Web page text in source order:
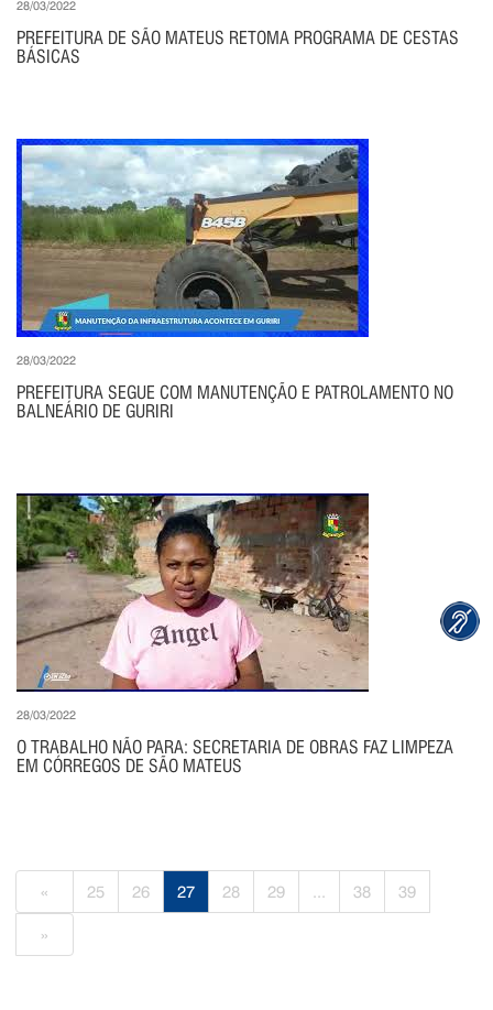
28/03/2022
PREFEITURA DE SÃO MATEUS RETOMA PROGRAMA DE CESTAS
BÁSICAS
28/03/2022
PREFEITURA SEGUE COM MANUTENÇÃO E PATROLAMENTO NO
BALNEÁRIO DE GURIRI
28/03/2022
O TRABALHO NÃO PARA: SECRETARIA DE OBRAS FAZ LIMPEZA
EM CÓRREGOS DE SÃO MATEUS
« 25 26 27 28 29 ... 38
39
»